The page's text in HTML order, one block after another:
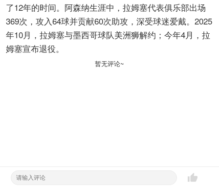
了12年的时间。阿森纳生涯中，拉姆塞代表俱乐部出场
369次，攻入64球并贡献60次助攻，深受球迷爱戴。2025
年10月，拉姆塞与墨西哥球队美洲狮解约；今年4月，拉
姆塞宣布退役。
暂无评论~